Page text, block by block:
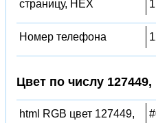
страницу, HEX
Номер телефона
Цвет по числу
html RGB цвет 127449,